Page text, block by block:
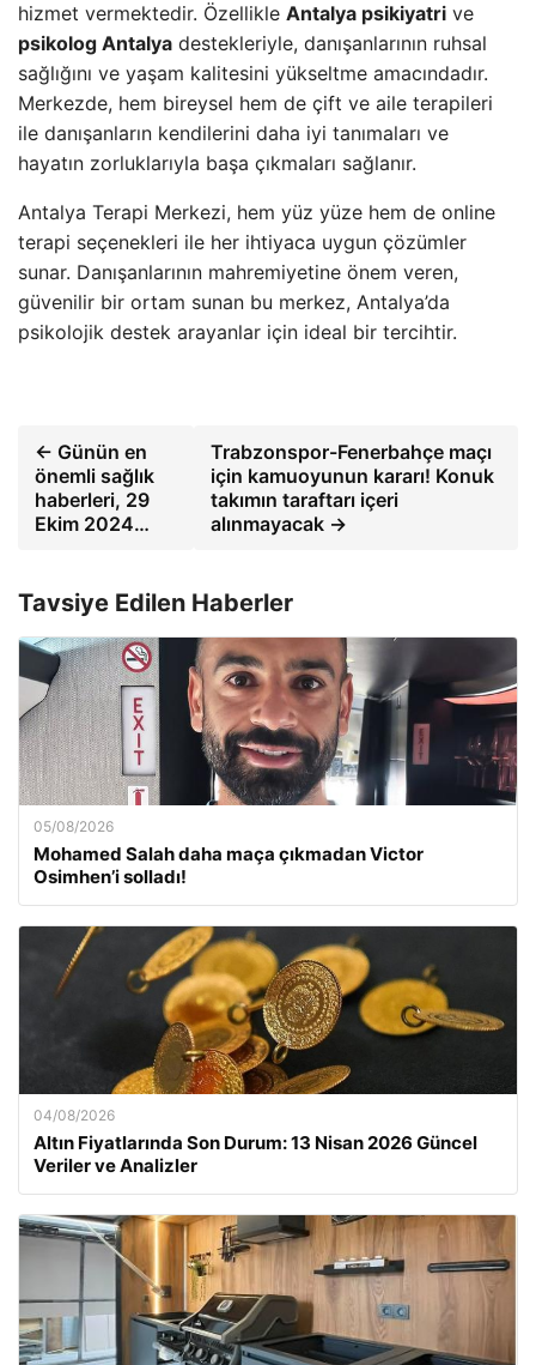
hizmet vermektedir. Özellikle Antalya psikiyatri ve
psikolog Antalya destekleriyle, danışanlarının ruhsal
sağlığını ve yaşam kalitesini yükseltme amacındadır.
Merkezde, hem bireysel hem de çift ve aile terapileri
ile danışanların kendilerini daha iyi tanımaları ve
hayatın zorluklarıyla başa çıkmaları sağlanır.
Antalya Terapi Merkezi, hem yüz yüze hem de online
terapi seçenekleri ile her ihtiyaca uygun çözümler
sunar. Danışanlarının mahremiyetine önem veren,
güvenilir bir ortam sunan bu merkez, Antalya’da
psikolojik destek arayanlar için ideal bir tercihtir.
← Günün en
önemli sağlık
haberleri, 29
Ekim 2024…
Trabzonspor-Fenerbahçe maçı
için kamuoyunun kararı! Konuk
takımın taraftarı içeri
alınmayacak →
Tavsiye Edilen Haberler
05/08/2026
Mohamed Salah daha maça çıkmadan Victor
Osimhen’i solladı!
04/08/2026
Altın Fiyatlarında Son Durum: 13 Nisan 2026 Güncel
Veriler ve Analizler